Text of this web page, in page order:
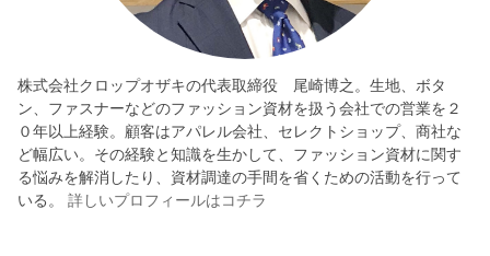
株式会社クロップオザキの代表取締役 尾崎博之。生地、ボタ
ン、ファスナーなどのファッション資材を扱う会社での営業を２
０年以上経験。顧客はアパレル会社、セレクトショップ、商社な
ど幅広い。その経験と知識を生かして、ファッション資材に関す
る悩みを解消したり、資材調達の手間を省くための活動を行って
いる。詳しいプロフィールはコチラ